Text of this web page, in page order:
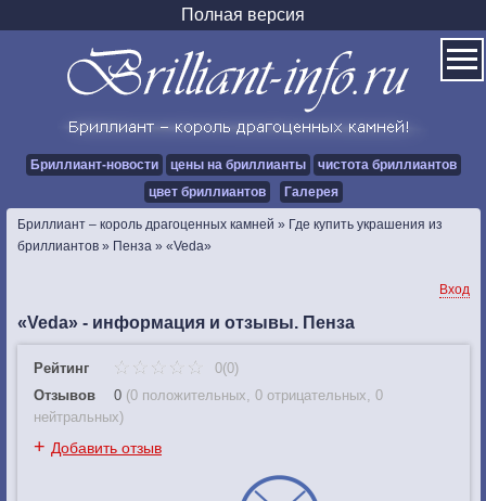
Полная версия
Бриллиант-новости цены на бриллианты
чистота бриллиантов
цвет бриллиантов
Галерея
Бриллиант – король драгоценных камней » Где купить украшения из
бриллиантов » Пенза » «Veda»
Вход
«Veda» - информация и отзывы. Пенза
Рейтинг
0(0)
Отзывов
0 (0 положительных, 0 отрицательных, 0
нейтральных)
+ Добавить отзыв